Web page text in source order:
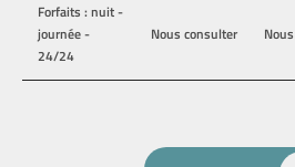
Forfaits : nuit -
journée -
24/24
Nous consulter